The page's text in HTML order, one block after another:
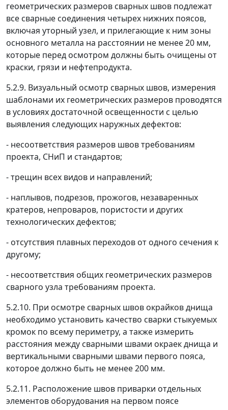
геометрических размеров сварных швов подлежат
все сварные соединения четырех нижних поясов,
включая уторный узел, и прилегающие к ним зоны
основного металла на расстоянии не менее 20 мм,
которые перед осмотром должны быть очищены от
краски, грязи и нефтепродукта.
5.2.9. Визуальный осмотр сварных швов, измерения
шаблонами их геометрических размеров проводятся
в условиях достаточной освещенности с целью
выявления следующих наружных дефектов:
- несоответствия размеров швов требованиям
проекта, СНиП и стандартов;
- трещин всех видов и направлений;
- наплывов, подрезов, прожогов, незаваренных
кратеров, непроваров, пористости и других
технологических дефектов;
- отсутствия плавных переходов от одного сечения к
другому;
- несоответствия общих геометрических размеров
сварного узла требованиям проекта.
5.2.10. При осмотре сварных швов окрайков днища
необходимо установить качество сварки стыкуемых
кромок по всему периметру, а также измерить
расстояния между сварными швами окраек днища и
вертикальными сварными швами первого пояса,
которое должно быть не менее 200 мм.
5.2.11. Расположение швов приварки отдельных
элементов оборудования на первом поясе